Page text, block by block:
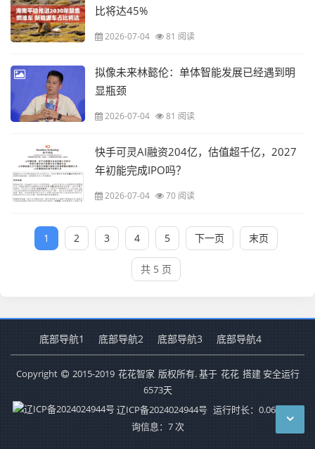
比将达45%
2026-07-04 81 阅读
拟像未来林懿伦：单体智能发展已经遇到明
显瓶颈
2026-07-04 81 阅读
快手可灵AI融资204亿，估值超千亿，2027
年初能完成IPO吗？
2026-07-04 70 阅读
1 2 3 4 5 下一页 末页
共 5 页
底部导航1 底部导航2 底部导航3 底部导航4
Copyright 2015-2019 花花智家 版权所有. 基于 花花 搭建 安全运行
6573天
辽ICP备2024024944号 运行时长：0.066秒 查
询信息：7 次